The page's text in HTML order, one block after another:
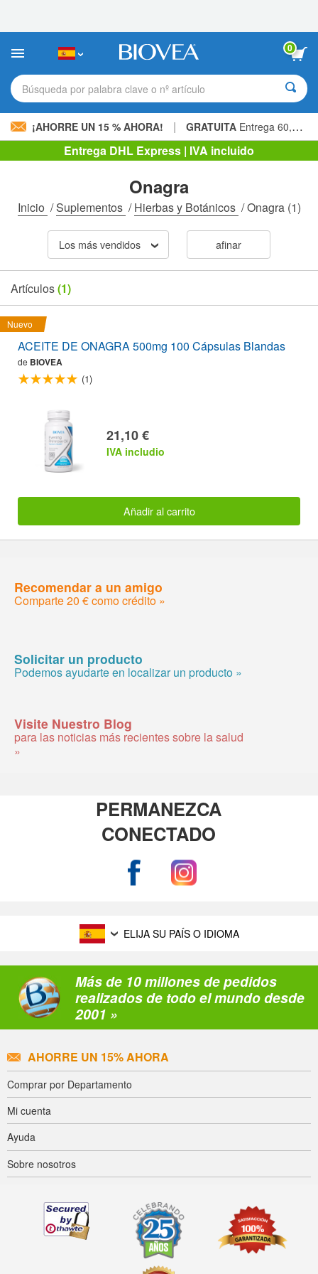
sitio
incluye
sistema
de
0
Búsqueda por palabra clave o nº artículo
¡AHORRE UN 15 % AHORA! | GRATUITA Entrega 60,00 € »
Entrega DHL Express | IVA incluido
Onagra
Inicio /Suplementos /Hierbas y Botánicos /Onagra(1)
Los más vendidos afinar
Artículos(1)
Nuevo
ACEITE DE ONAGRA 500mg 100 Cápsulas Blandas
de BIOVEA
(1)
21,10 €
IVA includio
Añadir al carrito
Recomendar a un amigo
Comparte 20 € como crédito »
Solicitar un producto
Podemos ayudarte en localizar un producto »
Visite Nuestro Blog
para las noticias más recientes sobre la salud
»
PERMANEZCA
CONECTADO
ELIJA SU PAÍS O IDIOMA
Más de 10 millones de pedidos
realizados de todo el mundo desde
2001 »
AHORRE UN 15% AHORA
Comprar por Departamento
Mi cuenta
Ayuda
Sobre nosotros